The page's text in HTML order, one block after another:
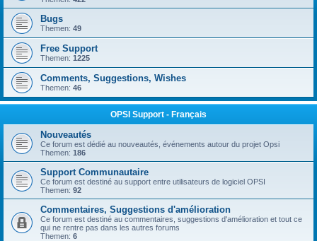
Bugs
Themen: 49
Free Support
Themen: 1225
Comments, Suggestions, Wishes
Themen: 46
OPSI Support - Français
Nouveautés
Ce forum est dédié au nouveautés, événements autour du projet Opsi
Themen: 186
Support Communautaire
Ce forum est destiné au support entre utilisateurs de logiciel OPSI
Themen: 92
Commentaires, Suggestions d'amélioration
Ce forum est destiné au commentaires, suggestions d'amélioration et tout ce
qui ne rentre pas dans les autres forums
Themen: 6